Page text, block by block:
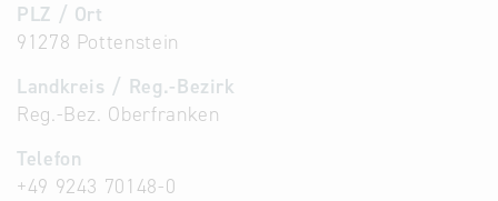
PLZ / Ort
91278 Pottenstein
Landkreis / Reg.-Bezirk
Reg.-Bez. Oberfranken
Telefon
+49 9243 70148-0